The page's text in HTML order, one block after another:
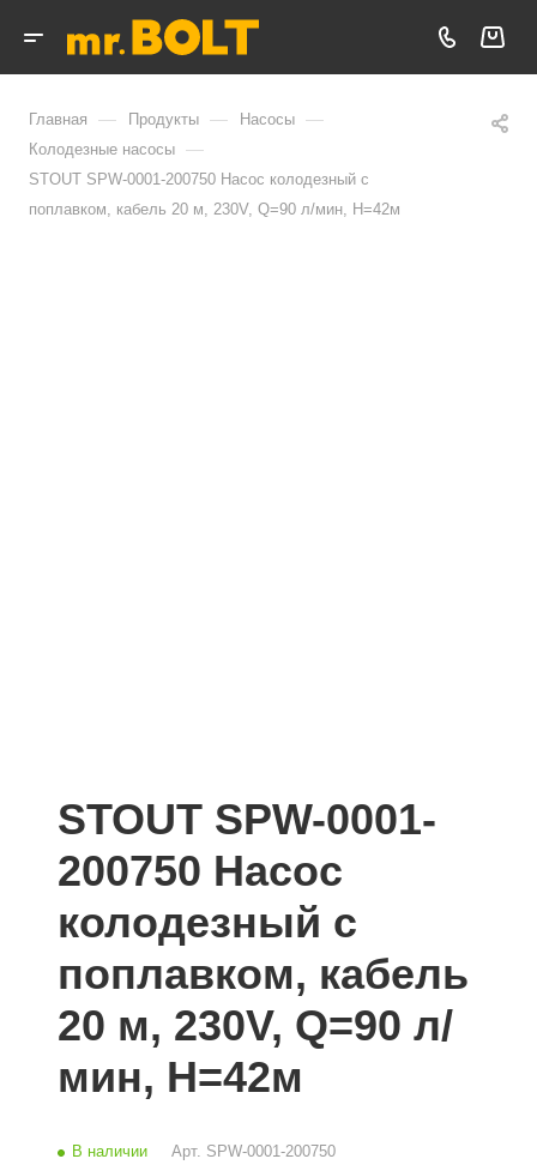
Главная — Продукты — Насосы —
Колодезные насосы —
STOUT SPW-0001-200750 Насос колодезный с
поплавком, кабель 20 м, 230V, Q=90 л/мин, H=42м
STOUT SPW-0001-
200750 Насос
колодезный с
поплавком, кабель
20 м, 230V, Q=90 л/
мин, H=42м
В наличии Арт. SPW-0001-200750